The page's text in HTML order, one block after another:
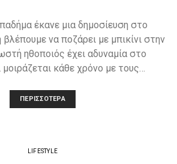
έκανε μια δημοσίευση στο
να ποζάρει με μπικίνι στην
ηθοποιός έχει αδυναμία στο
μοιράζεται κάθε χρόνο με τους…
ΠΕΡΙΣΣΌΤΕΡΑ
LIFESTYLE